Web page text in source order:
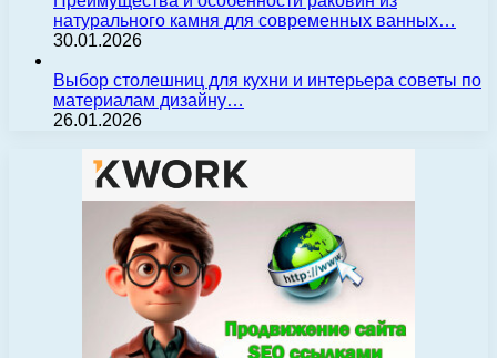
натурального камня для современных ванных…
30.01.2026
Выбор столешниц для кухни и интерьера советы по
материалам дизайну…
26.01.2026